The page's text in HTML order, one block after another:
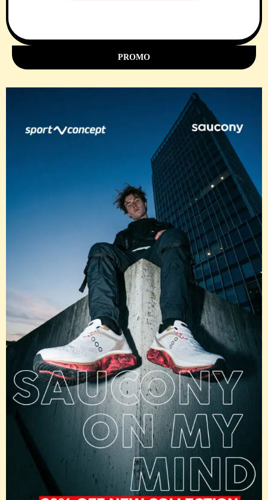
PROMO